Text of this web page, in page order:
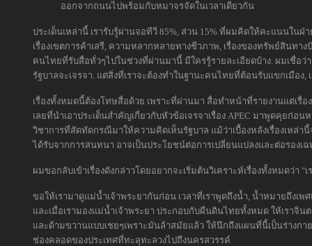
ออกจากถนนไปพร้อมกับหมาจรจัดในเวลาเดียวกัน
ประเด็นเหล่านี้ เรารับรู้ผ่านจอทีวี 85%, ส่วน 15% ที่ผมคิดให้คะแนนในฝ่
เรื่องเขตการค้าเสรี, ความหลากหลายทางชีวภาพ, เรื่องของทรัพย์สินทา
คนไทยที่รับสื่อทั่วๆไปในช่วงที่ผ่านมานี้ มีใครรู้รายละเอียดบ้าง. ผมเชื่อว่
รัฐบาลจะเจรจา. แต่สิ่งที่เราจะต้องทำในฐานะคนไทยที่ต้อนรับแขกเมือง,
เรื่องทั้งหมดนี้ต้องโทษสื่อด้วย เพราะที่ผ่านมา สื่อทำหน้าที่รายงานแต่เรื่
เลยที่นำเอาประเด็นสำคัญเกี่ยวกับหัวข้อเจรจาเรื่อง APEC มาพูดคุยก่
วิชาการที่สัดทัดกรณีมาให้ความคิดเห็นรัฐบาล แม้ว่าเบื้องหลังเรื่องเหล่
ได้รับจากการสนทนา อาจเป็นประโยชน์ต่อการเปลี่ยนแปลงและต่อรองเ
ผมขอกลับเข้าเรื่องดังกล่าวโดยอยากจะเริ่มต้นวิเคราะห์เรื่องทั้งหมดว่า
ขอให้เรามาดูแม่น้ำเจ้าพระยากันก่อน เวลาที่เราพูดถึงน้ำ, น้ำหมายถึงเ
และเมื่อเรามองแม่น้ำเจ้าพระยา ประกอบกับผืนดินไทยทั้งหมด ให้เราจิ
และด้ามขวานแบบเชยๆเพราะมันล้าสมัยแล้ว ให้นึกถึงแผนที่นี้เป็นร่างก
ช่องคลอดของประเทศที่ทะลุทะลวงไปถึงนครสวรรค์